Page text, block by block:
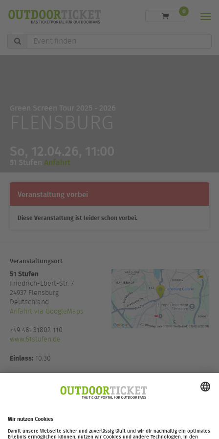
Event
finden
0
Anfahrt
Veranstaltung vorbei
Diese Veranstaltung ist leider schon vorbei.
Veranstaltungsort
51 Stufen
Friedrich-Ebert-Str. 7
24937 Flensburg
Deutschland
Anfahrt via GoogleMaps
+49 461 31802 110
www.51stufen.de
Einlass: 10:30
Eventmanagement in Koop mit
Moving Adventures Medien